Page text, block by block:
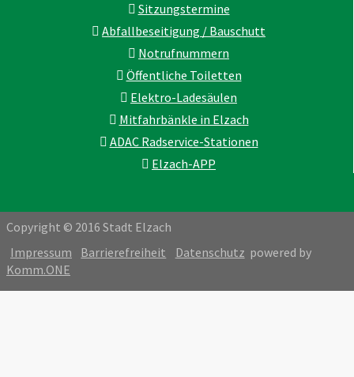
Sitzungstermine
Abfallbeseitigung / Bauschutt
Notrufnummern
Öffentliche Toiletten
Elektro-Ladesäulen
Mitfahrbänkle in Elzach
ADAC Radservice-Stationen
Elzach-APP
Copyright © 2016 Stadt Elzach
Impressum
Barrierefreiheit Datenschutz powered by
Komm.ONE